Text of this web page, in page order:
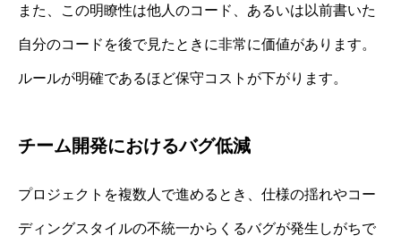
また、この明瞭性は他人のコード、あるいは以前書いた
自分のコードを後で見たときに非常に価値があります。
ルールが明確であるほど保守コストが下がります。
チーム開発におけるバグ低減
プロジェクトを複数人で進めるとき、仕様の揺れやコー
ディングスタイルの不統一からくるバグが発生しがちで